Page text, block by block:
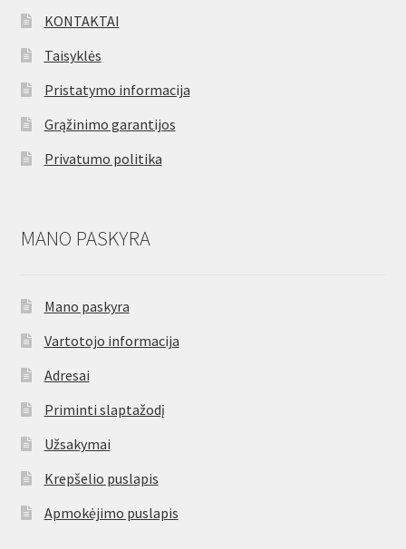
KONTAKTAI
Taisyklės
Pristatymo informacija
Grąžinimo garantijos
Privatumo politika
MANO PASKYRA
Mano paskyra
Vartotojo informacija
Adresai
Priminti slaptažodį
Užsakymai
Krepšelio puslapis
Apmokėjimo puslapis